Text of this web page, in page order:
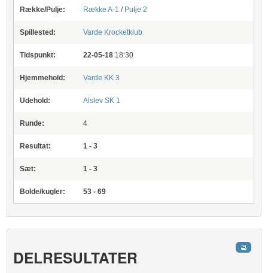
Række/Pulje: Række A-1 / Pulje 2
Spillested: Varde Krocketklub
Tidspunkt: 22-05-18 18:30
Hjemmehold: Varde KK 3
Udehold: Alslev SK 1
Runde: 4
Resultat: 1 - 3
Sæt: 1 - 3
Bolde/kugler: 53 - 69
DELRESULTATER